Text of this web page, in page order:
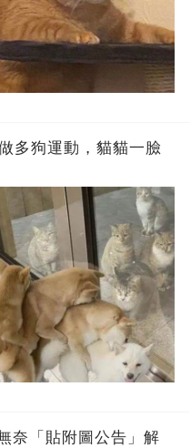
多狗運動，貓貓一臉
奈「貼附圖公告」解